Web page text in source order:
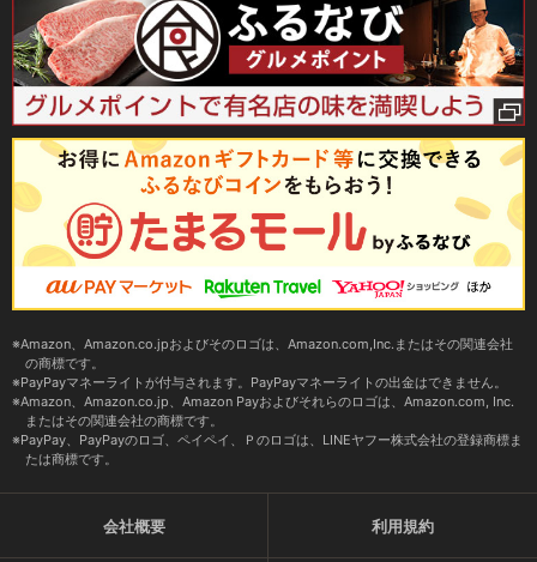
Amazon、Amazon.co.jpおよびそのロゴは、Amazon.com,Inc.またはその関連会社
の商標です。
PayPayマネーライトが付与されます。PayPayマネーライトの出金はできません。
Amazon、Amazon.co.jp、Amazon Payおよびそれらのロゴは、Amazon.com, Inc.
またはその関連会社の商標です。
PayPay、PayPayのロゴ、ペイペイ、Ｐのロゴは、LINEヤフー株式会社の登録商標ま
たは商標です。
会社概要 利用規約